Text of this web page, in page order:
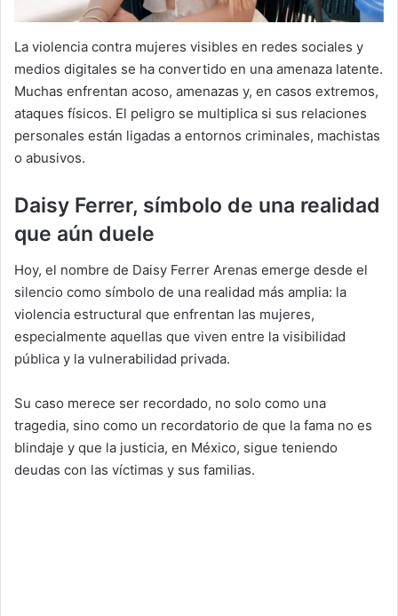
La violencia contra mujeres visibles en redes sociales y
medios digitales se ha convertido en una amenaza latente.
Muchas enfrentan acoso, amenazas y, en casos extremos,
ataques físicos. El peligro se multiplica si sus relaciones
personales están ligadas a entornos criminales, machistas
o abusivos.
Daisy Ferrer, símbolo de una realidad
que aún duele
Hoy, el nombre de Daisy Ferrer Arenas emerge desde el
silencio como símbolo de una realidad más amplia: la
violencia estructural que enfrentan las mujeres,
especialmente aquellas que viven entre la visibilidad
pública y la vulnerabilidad privada.
Su caso merece ser recordado, no solo como una
tragedia, sino como un recordatorio de que la fama no es
blindaje y que la justicia, en México, sigue teniendo
deudas con las víctimas y sus familias.